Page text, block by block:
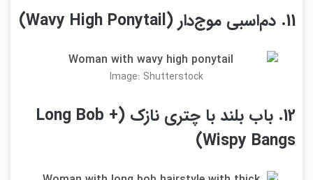
11. دم‌اسبی موج‌دار (Wavy High Ponytail)
Image: Shutterstock
12. باب بلند با چتری نازک (Long Bob +
Wispy Bangs)